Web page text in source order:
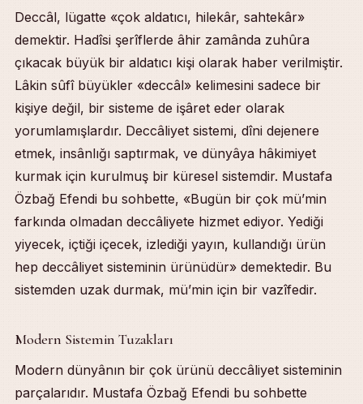
Deccâl, lügatte «çok aldatıcı, hilekâr, sahtekâr»
demektir. Hadîsi şerîflerde âhir zamânda zuhûra
çıkacak büyük bir aldatıcı kişi olarak haber verilmiştir.
Lâkin sûfî büyükler «deccâl» kelimesini sadece bir
kişiye değil, bir sisteme de işâret eder olarak
yorumlamışlardır. Deccâliyet sistemi, dîni dejenere
etmek, insânlığı saptırmak, ve dünyâya hâkimiyet
kurmak için kurulmuş bir küresel sistemdir. Mustafa
Özbağ Efendi bu sohbette, «Bugün bir çok mü’min
farkında olmadan deccâliyete hizmet ediyor. Yediği
yiyecek, içtiği içecek, izlediği yayın, kullandığı ürün
hep deccâliyet sisteminin ürünüdür» demektedir. Bu
sistemden uzak durmak, mü’min için bir vazîfedir.
Modern Sistemin Tuzakları
Modern dünyânın bir çok ürünü deccâliyet sisteminin
parçalarıdır. Mustafa Özbağ Efendi bu sohbette